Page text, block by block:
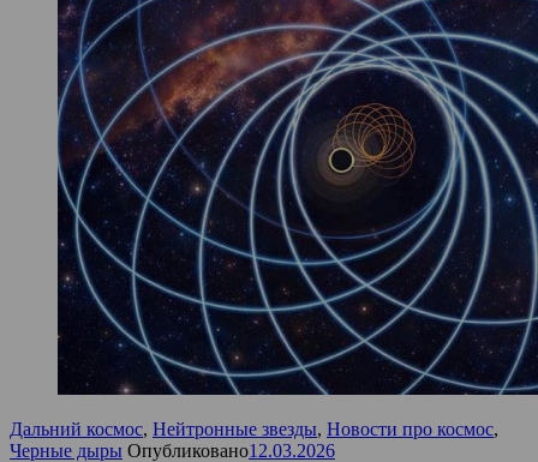
Дальний космос, Нейтронные звезды, Новости про космос,
Черные дыры Опубликовано12.03.2026